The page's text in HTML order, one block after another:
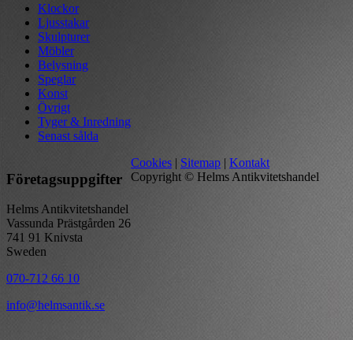
Klockor
Ljusstakar
Skulpturer
Möbler
Belysning
Speglar
Konst
Övrigt
Tyger & Inredning
Senast sålda
Företagsuppgifter
Helms Antikvitetshandel
Vassunda Prästgården 26
741 91 Knivsta
Sweden
070-712 66 10
info@helmsantik.se
Cookies | Sitemap | Kontakt
Copyright © Helms Antikvitetshandel